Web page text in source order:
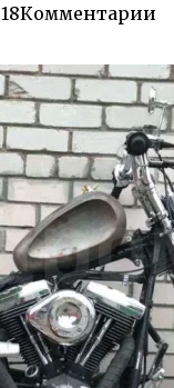
18Комментарии